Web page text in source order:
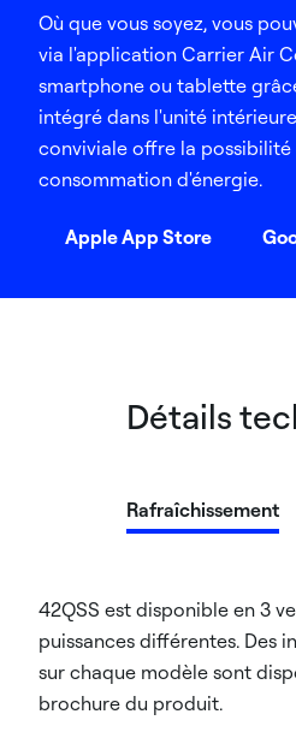
Où que vous soyez, vous
via l'application Carrier Air
smartphone ou tablette
intégré dans l'unité
conviviale offre la possibilité
consommation d'énergie.
Apple App Store
Détails
Rafraîchissement
42QSS est disponible en 3
puissances différentes. Des
sur chaque modèle sont
brochure du produit.